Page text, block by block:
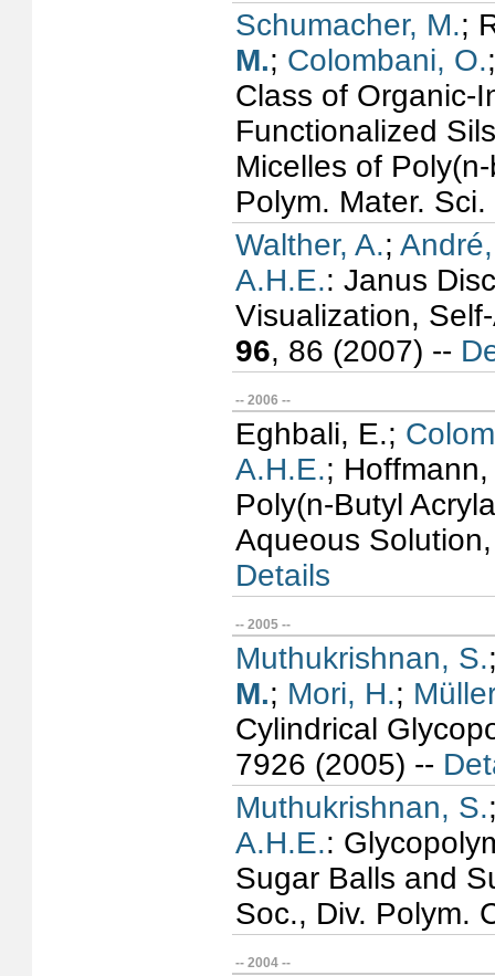
Schumacher, M.;
M.; Colombani, O.
Class of Organic-
Functionalized
Micelles of
Polym. Mater.
Walther, A.;
A.H.E.: Janus
Visualization,
96, 86 (2007) --
-- 2006 --
Eghbali, E.;
A.H.E.;
Poly(n-Butyl
Aqueous
Details
-- 2005 --
Muthukrishnan, S.
M.; Mori, H.;
Cylindrical
7926 (2005) --
Muthukrishnan, S.
A.H.E.:
Sugar Balls and
Soc., Div. Polym.
-- 2004 --